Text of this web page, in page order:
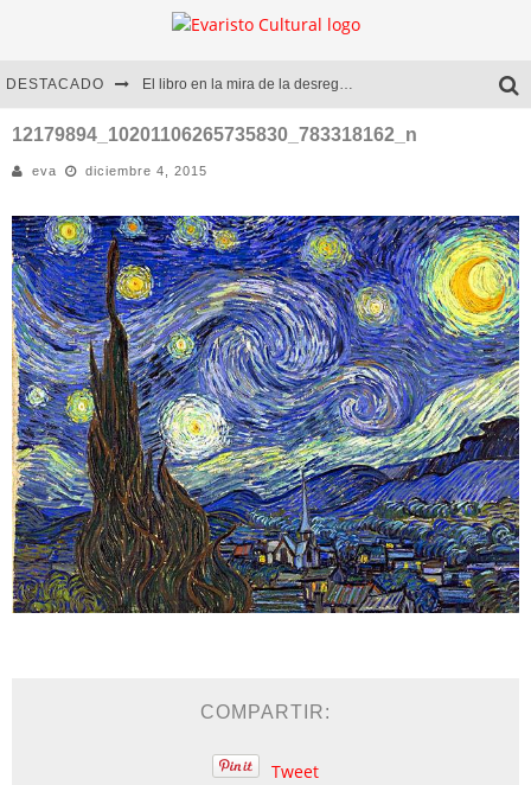
DESTACADO El libro en la mira de la desregulación
Marcelo Rubio | El llovedor
Diego Meret | Hotel Acapulco
Alejandra Correa | La nieve
12179894_10201106265735830_783318162_n
eva diciembre 4, 2015
COMPARTIR:
Tweet